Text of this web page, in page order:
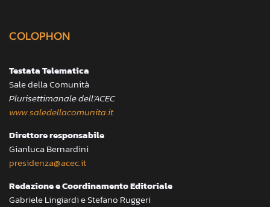
COLOPHON
Testata Telematica
Sale della Comunità
Plurisettimanale dell’ACEC
www.saledellacomunita.it
Direttore responsabile
Gianluca Bernardini
presidenza@acec.it
Redazione e Coordinamento Editoriale
Gabriele Lingiardi e Stefano Ruggeri